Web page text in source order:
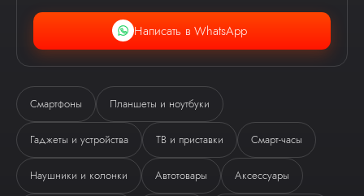
Написать в WhatsApp
Смартфоны Планшеты и ноутбуки
Гаджеты и устройства ТВ и приставки Смарт-часы
Наушники и колонки Автотовары Аксессуары
Ева
виртуальный помощник